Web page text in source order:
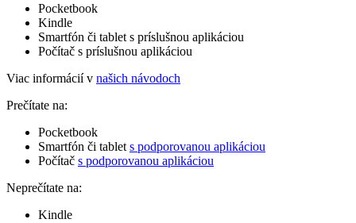
Pocketbook
Kindle
Smartfón či tablet s príslušnou aplikáciou
Počítač s príslušnou aplikáciou
Viac informácií v našich návodoch
Prečítate na:
Pocketbook
Smartfón či tablet s podporovanou aplikáciou
Počítač s podporovanou aplikáciou
Neprečítate na:
Kindle